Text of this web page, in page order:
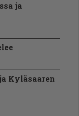
ja
Kyläsaaren